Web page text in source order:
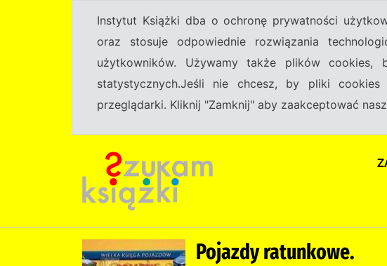
Instytut Książki dba o ochronę prywatności
oraz stosuje odpowiednie rozwiązania
użytkowników. Używamy także plików
statystycznych.Jeśli nie chcesz, by pliki
przeglądarki. Kliknij "Zamknij" aby zaakceptować
Pojazdy ratunkowe.